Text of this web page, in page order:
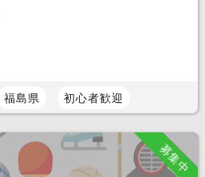
福島県 初心者歓迎
募集中